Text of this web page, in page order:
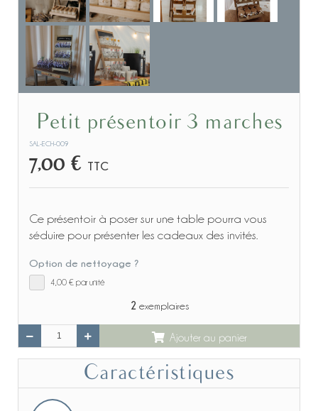
Petit présentoir 3 marches
SAL-ECH-009
7,00 € TTC
Ce présentoir à poser sur une table pourra vous
séduire pour présenter les cadeaux des invités.
Option de nettoyage ?
4,00 € par unité
2 exemplaires
Ajouter au panier
Caractéristiques